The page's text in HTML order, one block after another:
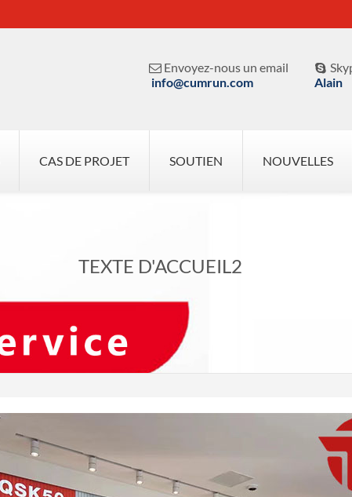
 Envoyez-nous un email
info@cumrun.com

Alain
CAS DE PROJET SOUTIEN NOUVELLES
TEXTE D'ACCUEIL2